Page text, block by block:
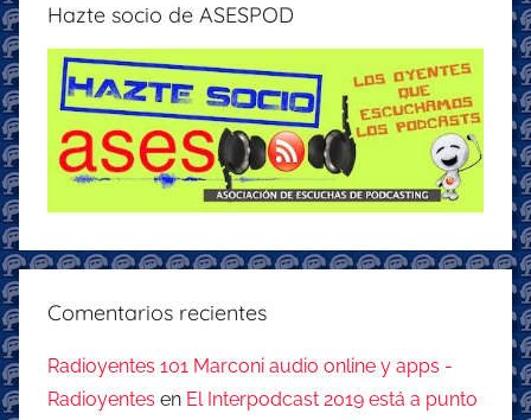
Hazte socio de ASESPOD
Comentarios recientes
Radioyentes 101 Marconi audio online y apps -
Radioyentes en El Interpodcast 2019 está a punto